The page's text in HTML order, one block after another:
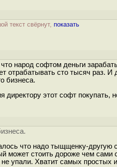
текст свёрнут, показать
народ софтом деньги
отрабатывать сто тысяч раз. И
бизнеса.
директору этот софт покупать,
что надо тыщщенку-другую
может стоить дороже чем сами
упали. Хватит самых простых